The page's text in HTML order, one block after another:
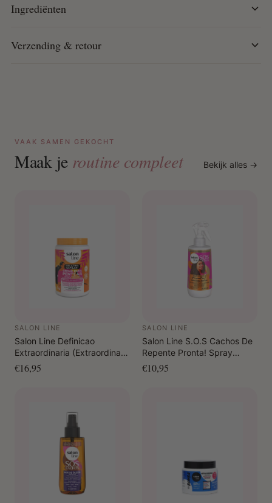
Stralende glans: Geeft een natuurlijke, gezonde glans
Eenvoudig in gebruik: Geschikt voor gebruik op zowel
Ingrediënten
Verzending & retour
VAAK SAMEN GEKOCHT
Maak je routine compleet Bekijk alles →
SALON LINE
Salon Line Definicao
Extraordinaria (Extraordinary
Definition) Hair Jelly +
Combing Cream 1 KG
€16,95
SALON LINE
Salon Line S.O.S Cachos De
Repente Pronta! Spray
Combing Cream 300 ml
€10,95